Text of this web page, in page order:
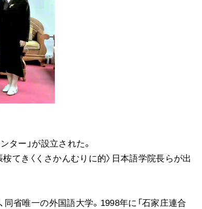
＜関連リンク＞
創価学会総本部
墓地公園・納骨堂
聖教電子版
Soka Gakkai グローバルサイト
SGIピースサイト
ご利用にあたって
ター」が設立された。
てき〈くさかんむりに的〉日本語学院長らが出
省唯一の外国語大学。1998年に「石家庄連合